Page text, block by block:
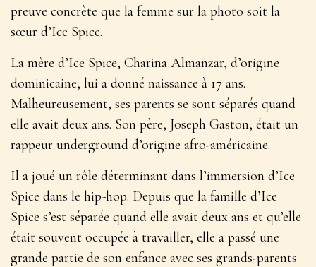
preuve concrète que la femme sur la photo soit la
sœur d’Ice Spice.
La mère d’Ice Spice, Charina Almanzar, d’origine
dominicaine, lui a donné naissance à 17 ans.
Malheureusement, ses parents se sont séparés quand
elle avait deux ans. Son père, Joseph Gaston, était un
rappeur underground d’origine afro-américaine.
Il a joué un rôle déterminant dans l’immersion d’Ice
Spice dans le hip-hop. Depuis que la famille d’Ice
Spice s’est séparée quand elle avait deux ans et qu’elle
était souvent occupée à travailler, elle a passé une
grande partie de son enfance avec ses grands-parents